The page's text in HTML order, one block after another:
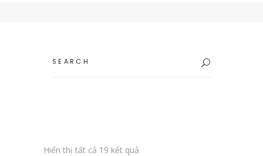
for:
Hiển thị tất cả 19 kết quả